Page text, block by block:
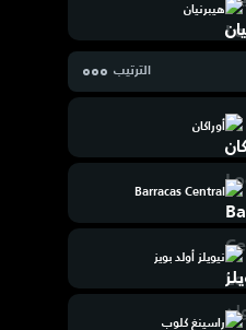
هيبرنيان
الترتيب
أوراكان
Barracas Central
نيويلز أولد بويز
راسينغ كلوب